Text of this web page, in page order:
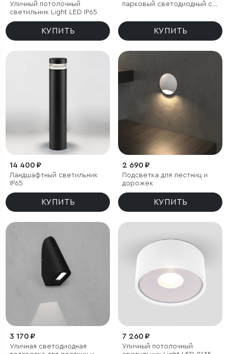
Уличный потолочный
светильник Light LED IP65
КУПИТЬ
парковый светодиодный с
Covert
КУПИТЬ
14 400 ₽
Ландшафтный светильник
IP65
КУПИТЬ
2 690 ₽
Подсветка для лестниц и
дорожек
КУПИТЬ
3 170 ₽
Уличная светодиодная
7 260 ₽
Уличный потолочный